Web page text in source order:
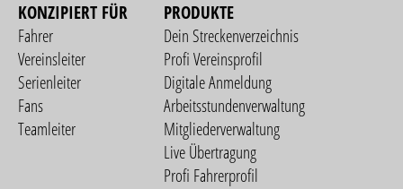
KONZIPIERT FÜR
Fahrer
Vereinsleiter
Serienleiter
Fans
Teamleiter
PRODUKTE
Dein Streckenverzeichnis
Profi Vereinsprofil
Digitale Anmeldung
Arbeitsstundenverwaltung
Mitgliederverwaltung
Live Übertragung
Profi Fahrerprofil